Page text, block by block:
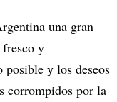
una gran
y
posible y los deseos
corrompidos por la